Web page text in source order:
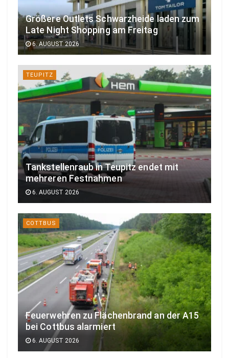
Größere Outlets Schwarzheide laden zum
Late Night Shopping am Freitag
6. AUGUST 2026
TEUPITZ
Tankstellenraub in Teupitz endet mit
mehreren Festnahmen
6. AUGUST 2026
COTTBUS
Feuerwehren zu Flächenbrand an der A15
bei Cottbus alarmiert
6. AUGUST 2026